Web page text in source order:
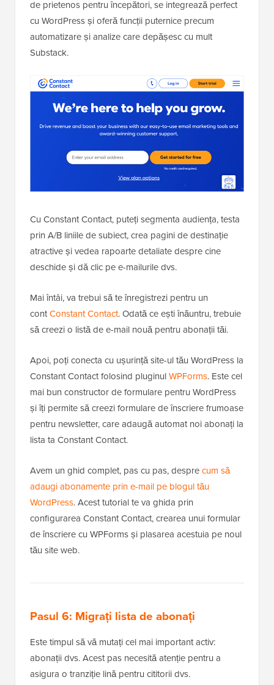
de prietenos pentru începători, se integrează perfect
cu WordPress și oferă funcții puternice precum
automatizare și analize care depășesc cu mult
Substack.
Cu Constant Contact, puteți segmenta audiența, testa
prin A/B liniile de subiect, crea pagini de destinație
atractive și vedea rapoarte detaliate despre cine
deschide și dă clic pe e-mailurile dvs.
Mai întâi, va trebui să te înregistrezi pentru un
contConstant Contact. Odată ce ești înăuntru, trebuie
să creezi o listă de e-mail nouă pentru abonații tăi.
Apoi, poți conecta cu ușurință site-ul tău WordPress la
Constant Contact folosind pluginulWPForms. Este cel
mai bun constructor de formulare pentru WordPress
și îți permite să creezi formulare de înscriere frumoase
pentru newsletter, care adaugă automat noi abonați la
lista ta Constant Contact.
Avem un ghid complet, pas cu pas, desprecum să
adaugi abonamente prin e-mail pe blogul tău
WordPress. Acest tutorial te va ghida prin
configurarea Constant Contact, crearea unui formular
de înscriere cu WPForms și plasarea acestuia pe noul
tău site web.
Pasul 6: Migrați lista de abonați
Este timpul să vă mutați cel mai important activ:
abonații dvs. Acest pas necesită atenție pentru a
asigura o tranziție lină pentru cititorii dvs.